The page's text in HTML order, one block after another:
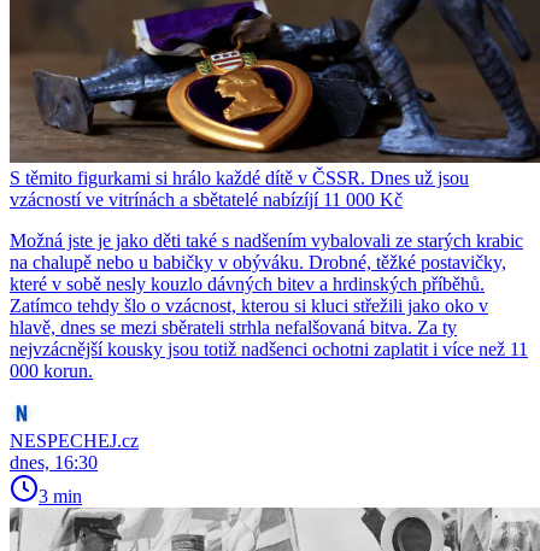
S těmito figurkami si hrálo každé dítě v ČSSR. Dnes už jsou
vzácností ve vitrínách a sbětatelé nabízíjí 11 000 Kč
Možná jste je jako děti také s nadšením vybalovali ze starých krabic
na chalupě nebo u babičky v obýváku. Drobné, těžké postavičky,
které v sobě nesly kouzlo dávných bitev a hrdinských příběhů.
Zatímco tehdy šlo o vzácnost, kterou si kluci střežili jako oko v
hlavě, dnes se mezi sběrateli strhla nefalšovaná bitva. Za ty
nejvzácnější kousky jsou totiž nadšenci ochotni zaplatit i více než 11
000 korun.
NESPECHEJ.cz
dnes, 16:30
3 min